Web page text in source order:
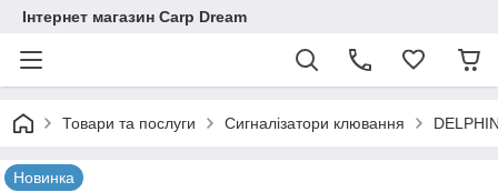
Інтернет магазин Carp Dream
Товари та послуги Сигналізатори клювання
Новинка